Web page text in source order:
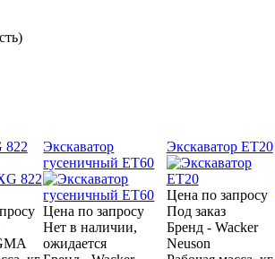
822
Экскаватор
гусеничный ET60
Цена по запросу
Нет в наличии,
ожидается
Экскаватор ET20
Цена по запросу
Под заказ
Бренд - Wacker
Neuson